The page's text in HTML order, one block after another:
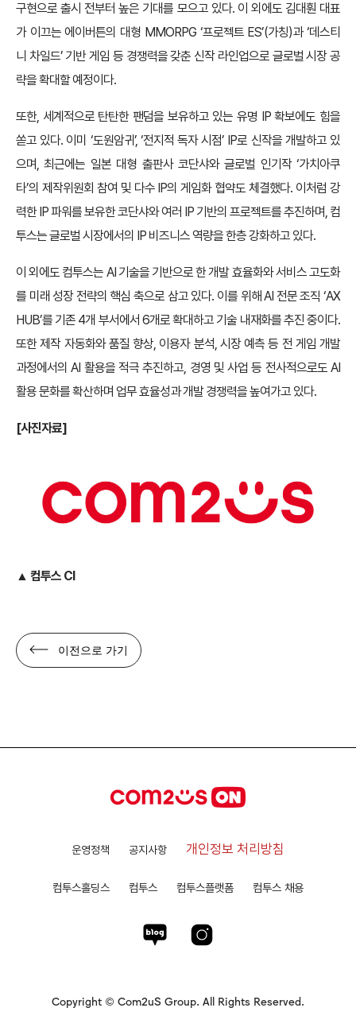
구현으로 출시 전부터 높은 기대를 모으고 있다. 이 외에도 김대훤 대표
가 이끄는 에이버튼의 대형 MMORPG ‘프로젝트 ES’(가칭)과 ‘데스티
니 차일드’ 기반 게임 등 경쟁력을 갖춘 신작 라인업으로 글로벌 시장 공
략을 확대할 예정이다.
또한, 세계적으로 탄탄한 팬덤을 보유하고 있는 유명 IP 확보에도 힘을
쏟고 있다. 이미 ‘도원암귀’, ‘전지적 독자 시점’ IP로 신작을 개발하고 있
으며, 최근에는 일본 대형 출판사 코단샤와 글로벌 인기작 ‘가치아쿠
타’의 제작위원회 참여 및 다수 IP의 게임화 협약도 체결했다. 이처럼 강
력한 IP 파워를 보유한 코단샤와 여러 IP 기반의 프로젝트를 추진하며, 컴
투스는 글로벌 시장에서의 IP 비즈니스 역량을 한층 강화하고 있다.
이 외에도 컴투스는 AI 기술을 기반으로 한 개발 효율화와 서비스 고도화
를 미래 성장 전략의 핵심 축으로 삼고 있다. 이를 위해 AI 전문 조직 ‘AX
HUB’를 기존 4개 부서에서 6개로 확대하고 기술 내재화를 추진 중이다.
또한 제작 자동화와 품질 향상, 이용자 분석, 시장 예측 등 전 게임 개발
과정에서의 AI 활용을 적극 추진하고, 경영 및 사업 등 전사적으로도 AI
활용 문화를 확산하며 업무 효율성과 개발 경쟁력을 높여가고 있다.
[사진자료]
▲ 컴투스 CI
이전으로 가기
운영정책 공지사항 개인정보 처리방침
컴투스홀딩스 컴투스 컴투스플랫폼 컴투스 채용
Copyright © Com2uS Group. All Rights Reserved.